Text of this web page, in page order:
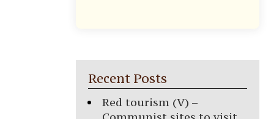
Recent Posts
Red tourism (V) –